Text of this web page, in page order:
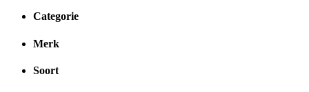
Categorie
Merk
Soort